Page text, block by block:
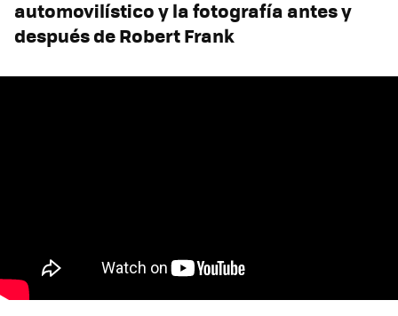
automovilístico y la fotografía antes y
después de Robert Frank